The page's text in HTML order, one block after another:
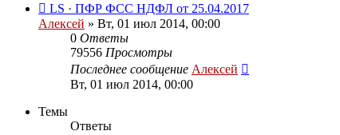
LS · ПФР ФСС НДФЛ от 25.04.2017
Алексей » Вт, 01 июл 2014, 00:00
0 Ответы
79556 Просмотры
Последнее сообщение Алексей
Вт, 01 июл 2014, 00:00
Темы
Ответы